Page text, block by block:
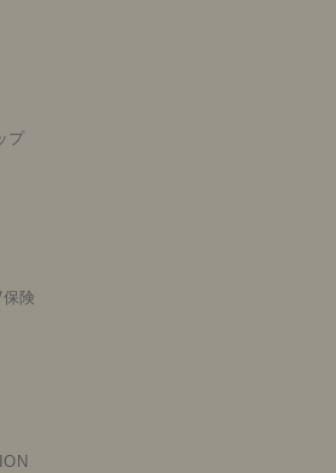
プ
険